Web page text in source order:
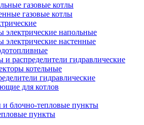
газовые котлы
газовые котлы
электрические напольные
электрические настенные
и распределители гидравлические
котельные
гидравлические
для котлов
блочно-тепловые пункты
пункты